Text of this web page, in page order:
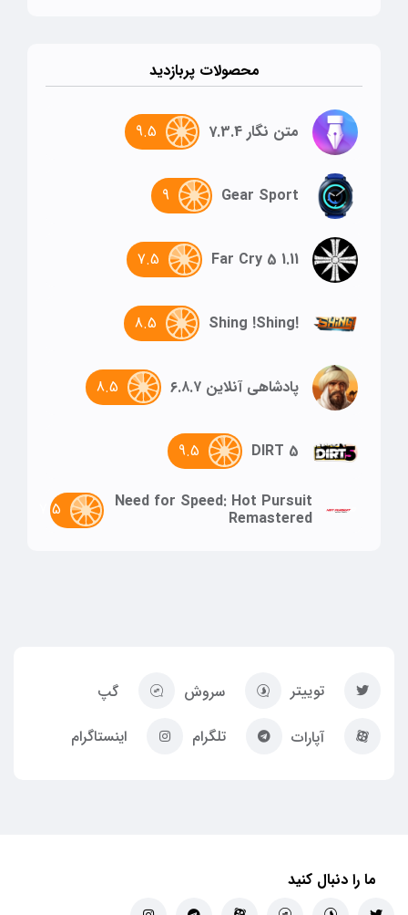
محصولات پربازدید
متن نگار 7.3.4 9.5
Gear Sport
9
Far Cry 5 1.11
7.5
!Shing !Shing
8.5
پادشاهی آنلاین ۶.۸.۷ 8.5
DIRT 5
9.5
Need for Speed: Hot Pursuit
Remastered
7.5
توییتر سروش
گپ
آپارات
تلگرام اینستاگرام
ما را دنبال کنید